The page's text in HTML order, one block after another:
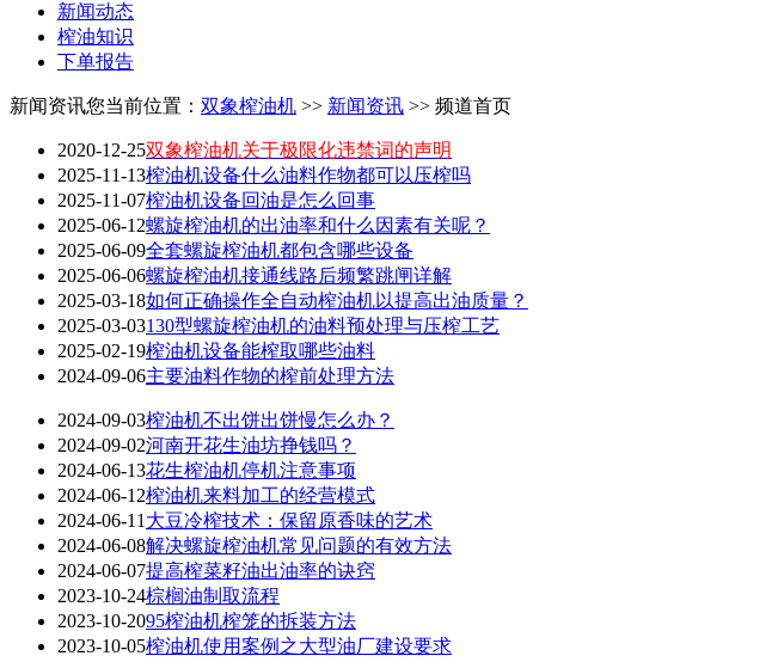
新闻动态
榨油知识
下单报告
新闻资讯您当前位置： 双象榨油机 >> 新闻资讯 >> 频道首页
2020-12-25双象榨油机关于极限化违禁词的声明
2025-11-13榨油机设备什么油料作物都可以压榨吗
2025-11-07榨油机设备回油是怎么回事
2025-06-12螺旋榨油机的出油率和什么因素有关呢？
2025-06-09全套螺旋榨油机都包含哪些设备
2025-06-06螺旋榨油机接通线路后频繁跳闸详解
2025-03-18如何正确操作全自动榨油机以提高出油质量？
2025-03-03130型螺旋榨油机的油料预处理与压榨工艺
2025-02-19榨油机设备能榨取哪些油料
2024-09-06主要油料作物的榨前处理方法
2024-09-03榨油机不出饼出饼慢怎么办？
2024-09-02河南开花生油坊挣钱吗？
2024-06-13花生榨油机停机注意事项
2024-06-12榨油机来料加工的经营模式
2024-06-11 大豆冷榨技术：保留原香味的艺术
2024-06-08解决螺旋榨油机常见问题的有效方法
2024-06-07提高榨菜籽油出油率的诀窍
2023-10-24棕榈油制取流程
2023-10-2095榨油机榨笼的拆装方法
2023-10-05榨油机使用案例之大型油厂建设要求